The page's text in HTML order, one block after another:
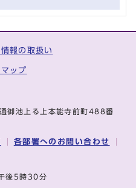
報の取扱い
ップ
池上る上本能寺前町488番
各部署へのお問い合わせ
午後5時30分